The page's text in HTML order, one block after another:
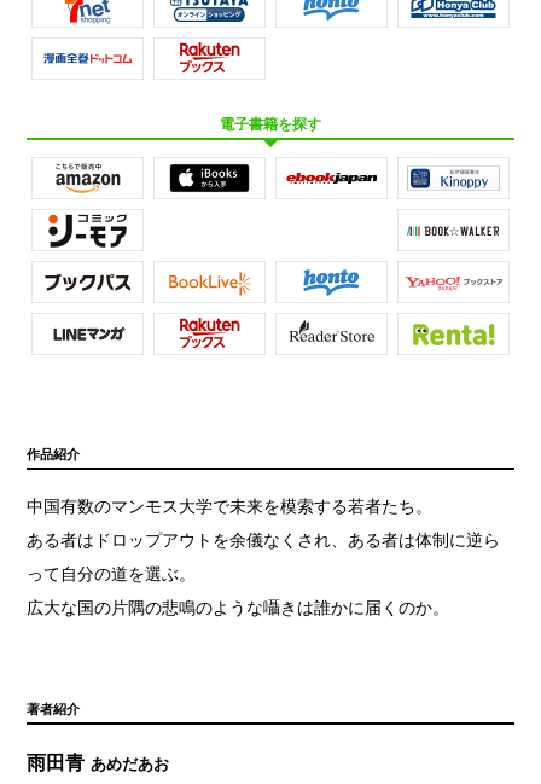
電子書籍を探す
作品紹介
中国有数のマンモス大学で未来を模索する若者たち。
ある者はドロップアウトを余儀なくされ、ある者は体制に逆ら
って自分の道を選ぶ。
広大な国の片隅の悲鳴のような囁きは誰かに届くのか。
著者紹介
雨田青あめだあお